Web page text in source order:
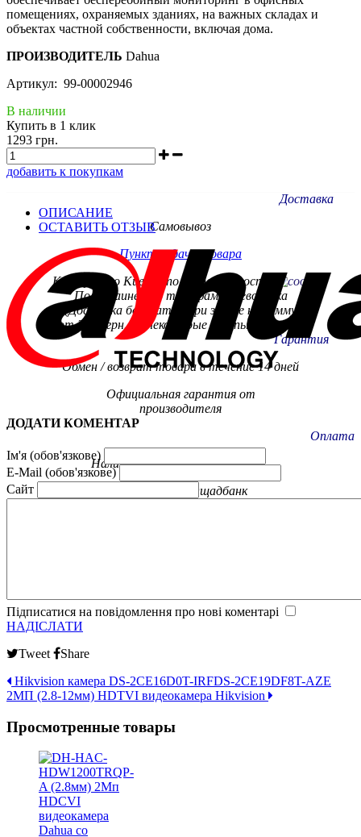
помещениях, охраняемых зданиях, на важных складах и
объектах частной собственности, включая дома.
ПРОИЗВОДИТЕЛЬ Dahua
Артикул: 99-00002946
В наличии
Купить в 1 клик
1293 грн.
добавить к покупкам
Доставка
Самовывоз
Пункт видачи товара
Курьером по Киеву - по договоренности.
По Украине - по тарифам
перевозчика
(Доставка бесплатно при заказе на сумму
от 3000 грн. на некоторые группы товаров)
Гарантия
Обмен / возврат товара в течение 14 дней
Официальная гарантия от
производителя
Оплата
Наличная, безналичная (с НДС).
ПриватБанк, Ощадбанк
ОПИСАНИЕ
ОСТАВИТЬ ОТЗЫВ
ДОДАТИ КОМЕНТАР
Ім'я (обов'язкове)
E-Mail (обов'язкове)
Сайт
Підписатися на повідомлення про нові коментарі
НАДІСЛАТИ
Tweet
Share
Hikvision камера DS-2CE16D0T-IRFDS-2CE19DF8T-AZE
2МП (2.8-12мм) HDTVI видеокамера Hikvision
Просмотренные товары